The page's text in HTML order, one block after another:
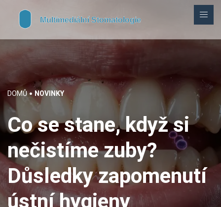
DOMŮ NOVINKY
Co se stane, když si
nečistíme zuby?
Důsledky zapomenutí